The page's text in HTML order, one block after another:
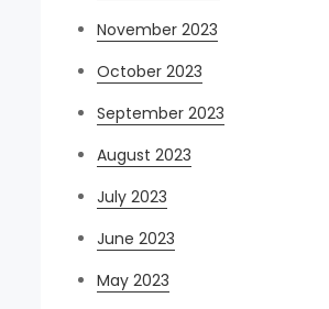
November 2023
October 2023
September 2023
August 2023
July 2023
June 2023
May 2023